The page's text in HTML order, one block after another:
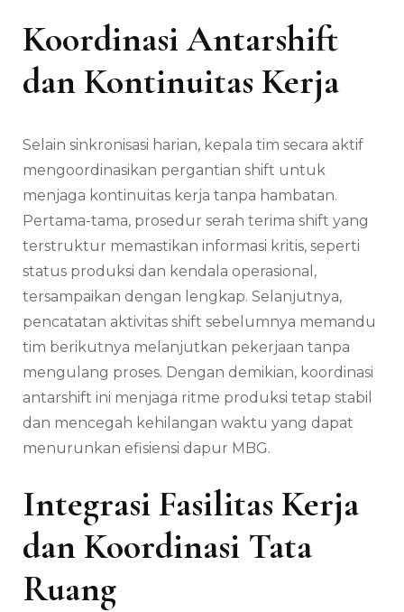
Koordinasi Antarshift
dan Kontinuitas Kerja
Selain sinkronisasi harian, kepala tim secara aktif
mengoordinasikan pergantian shift untuk
menjaga kontinuitas kerja tanpa hambatan.
Pertama-tama, prosedur serah terima shift yang
terstruktur memastikan informasi kritis, seperti
status produksi dan kendala operasional,
tersampaikan dengan lengkap. Selanjutnya,
pencatatan aktivitas shift sebelumnya memandu
tim berikutnya melanjutkan pekerjaan tanpa
mengulang proses. Dengan demikian, koordinasi
antarshift ini menjaga ritme produksi tetap stabil
dan mencegah kehilangan waktu yang dapat
menurunkan efisiensi dapur MBG.
Integrasi Fasilitas Kerja
dan Koordinasi Tata
Ruang